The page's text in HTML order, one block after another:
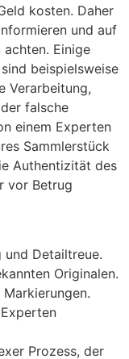
kosten. Daher
und auf
achten. Einige
beispielsweise
Verarbeitung,
falsche
einem Experten
Sammlerstück
Authentizität des
vor Betrug
und Detailtreue.
Originalen.
Prozess, der